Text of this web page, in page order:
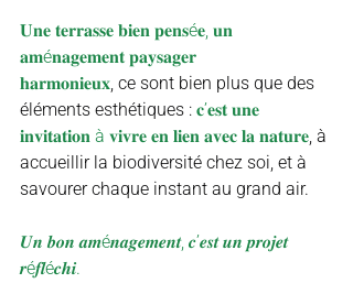
𝐔𝐧𝐞 𝐭𝐞𝐫𝐫𝐚𝐬𝐬𝐞 𝐛𝐢𝐞𝐧 𝐩𝐞𝐧𝐬é𝐞, 𝐮𝐧
𝐚𝐦é𝐧𝐚𝐠𝐞𝐦𝐞𝐧𝐭 𝐩𝐚𝐲𝐬𝐚𝐠𝐞𝐫
𝐡𝐚𝐫𝐦𝐨𝐧𝐢𝐞𝐮𝐱, ce sont bien plus que des
éléments esthétiques : 𝐜’𝐞𝐬𝐭 𝐮𝐧𝐞
𝐢𝐧𝐯𝐢𝐭𝐚𝐭𝐢𝐨𝐧 à 𝐯𝐢𝐯𝐫𝐞 𝐞𝐧 𝐥𝐢𝐞𝐧 𝐚𝐯𝐞𝐜 𝐥𝐚 𝐧𝐚𝐭𝐮𝐫𝐞, à
accueillir la biodiversité chez soi, et à
savourer chaque instant au grand air.
𝑼𝒏 𝒃𝒐𝒏 𝒂𝒎é𝒏𝒂𝒈𝒆𝒎𝒆𝒏𝒕, 𝒄’𝒆𝒔𝒕 𝒖𝒏 𝒑𝒓𝒐𝒋𝒆𝒕
𝒓é𝒇𝒍é𝒄𝒉𝒊.